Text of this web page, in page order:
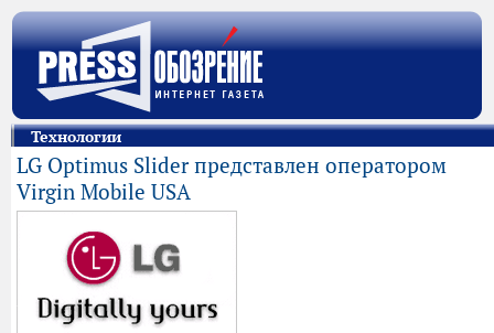
Технологии
LG Optimus Slider представлен оператором
Virgin Mobile USA